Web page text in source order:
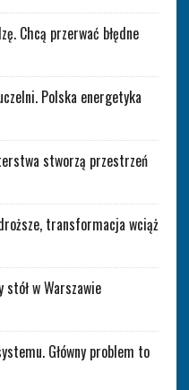
Chcą przerwać błędne
Polska energetyka
stworzą przestrzeń
transformacja wciąż
w Warszawie
Główny problem to